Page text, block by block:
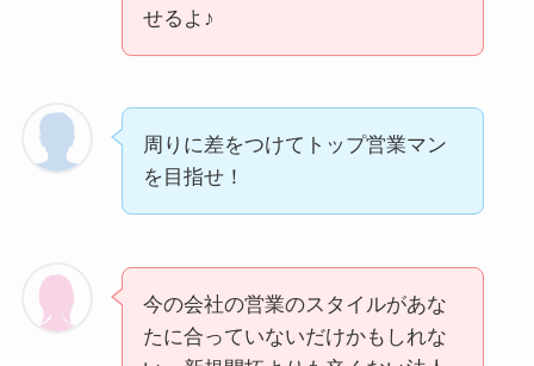
せるよ♪
周りに差をつけてトップ営業マン
を目指せ！
今の会社の営業のスタイルがあな
たに合っていないだけかもしれな